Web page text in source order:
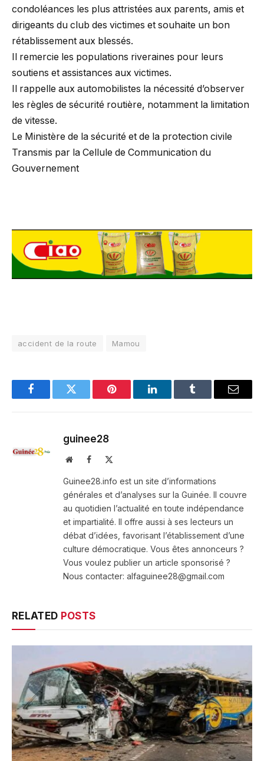
condoléances les plus attristées aux parents, amis et
dirigeants du club des victimes et souhaite un bon
rétablissement aux blessés.
Il remercie les populations riveraines pour leurs
soutiens et assistances aux victimes.
Il rappelle aux automobilistes la nécessité d’observer
les règles de sécurité routière, notamment la limitation
de vitesse.
Le Ministère de la sécurité et de la protection civile
Transmis par la Cellule de Communication du
Gouvernement
accident de la route Mamou
FacebookTwitter Pinterest LinkedInTumblr Email
guinee28
WebsiteFacebook
Guinee28.info est un site d’informations
générales et d’analyses sur la Guinée. Il couvre
au quotidien l’actualité en toute indépendance
et impartialité. Il offre aussi à ses lecteurs un
débat d’idées, favorisant l’établissement d’une
culture démocratique. Vous êtes annonceurs ?
Vous voulez publier un article sponsorisé ?
Nous contacter: alfaguinee28@gmail.com
RELATED POSTS